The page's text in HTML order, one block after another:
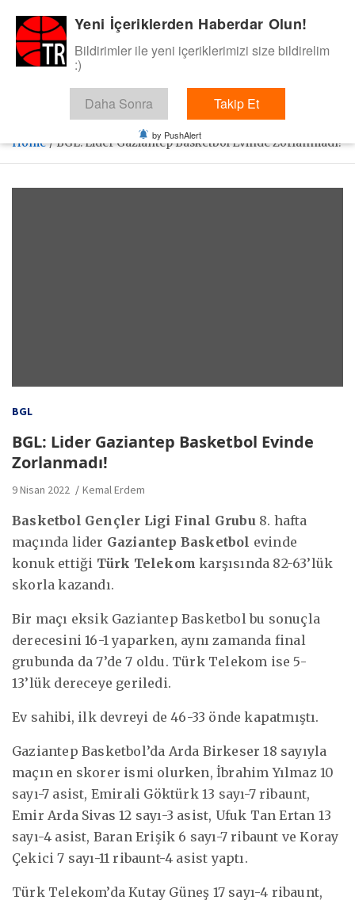
content
BasketTR
Sol dip çizgiden bir basket de bizden gelsin dedik.
Home BGL: Lider Gaziantep Basketbol Evinde Zorlanmadı!
BGL
BGL: Lider Gaziantep Basketbol Evinde
Zorlanmadı!
9 Nisan 2022 Kemal Erdem
Basketbol Gençler Ligi Final Grubu 8. hafta
maçında lider Gaziantep Basketbol evinde
konuk ettiği Türk Telekom karşısında 82-63’lük
skorla kazandı.
Bir maçı eksik Gaziantep Basketbol bu sonuçla
derecesini 16-1 yaparken, aynı zamanda final
grubunda da 7’de 7 oldu. Türk Telekom ise 5-
13’lük dereceye geriledi.
Ev sahibi, ilk devreyi de 46-33 önde kapatmıştı.
Gaziantep Basketbol’da Arda Birkeser 18 sayıyla
maçın en skorer ismi olurken, İbrahim Yılmaz 10
sayı-7 asist, Emirali Göktürk 13 sayı-7 ribaunt,
Emir Arda Sivas 12 sayı-3 asist, Ufuk Tan Ertan 13
sayı-4 asist, Baran Erişik 6 sayı-7 ribaunt ve Koray
Çekici 7 sayı-11 ribaunt-4 asist yaptı.
Türk Telekom’da Kutay Güneş 17 sayı-4 ribaunt,
Yeni İçeriklerden Haberdar Olun!
Bildirimler ile yeni içeriklerimizi size bildirelim
:)
Daha Sonra Takip Et
by PushAlert